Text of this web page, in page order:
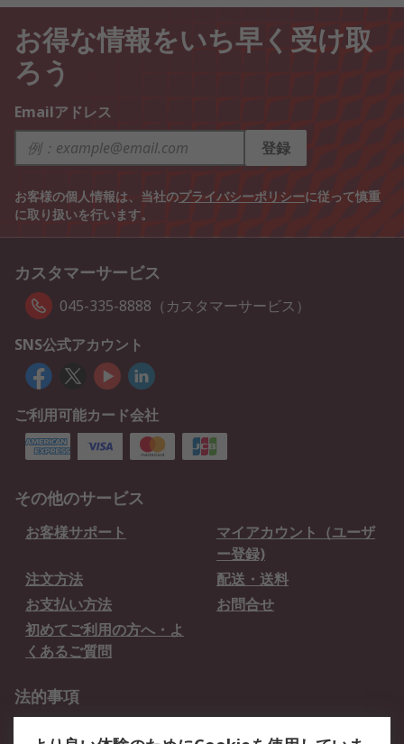
お得な情報をいち早く受け取
ろう
Emailアドレス
登録
お客様の個人情報は、当社のプライバシーポリシーに従って慎重
に取り扱いを行います。
カスタマーサービス
045-335-8888（カスタマーサービス）
SNS公式アカウント
ご利用可能カード会社
その他のサービス
お客様サポート
マイアカウント（ユーザ
ー登録)
注文方法
配送・送料
お支払い方法
お問合せ
初めてご利用の方へ・よ
くあるご質問
法的事項